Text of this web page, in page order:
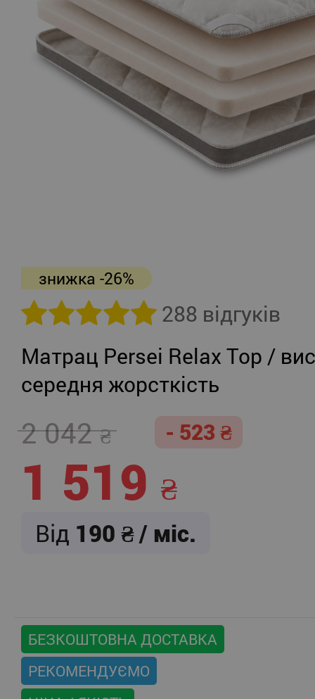
знижка -26%
288 відгуків
Матрац Persei Relax Top /
середня жорсткість
2 042 - 523
1 519
Від 190 / міс.
БЕЗКОШТОВНА ДОСТАВКА
РЕКОМЕНДУЄМО